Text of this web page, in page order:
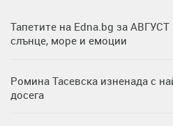
Тапетите на Edna.bg за
слънце, море и емоции
Ромина Тасевска изненада с
досега